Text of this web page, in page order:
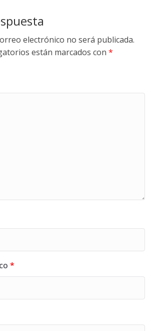
electrónico no será publicada.
están marcados con *
*